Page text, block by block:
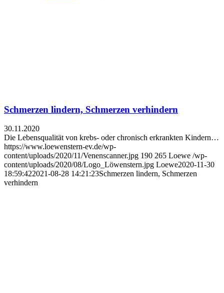
Schmerzen lindern, Schmerzen verhindern
30.11.2020
Die Lebensqualität von krebs- oder chronisch erkrankten Kindern…
https://www.loewenstern-ev.de/wp-
content/uploads/2020/11/Venenscanner.jpg 190 265 Loewe /wp-
content/uploads/2020/08/Logo_Löwenstern.jpg Loewe2020-11-30
18:59:422021-08-28 14:21:23Schmerzen lindern, Schmerzen
verhindern